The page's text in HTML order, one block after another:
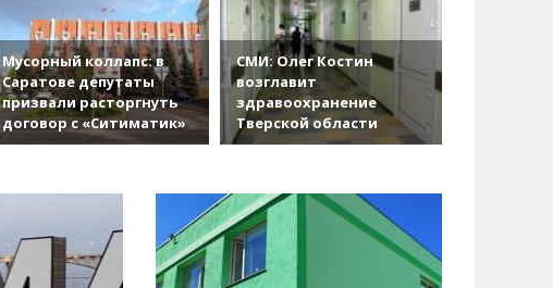
Мусорный коллапс: в
Саратове депутаты
призвали расторгнуть
договор с «Ситиматик»
СМИ: Олег Костин
возглавит
здравоохранение
Тверской области